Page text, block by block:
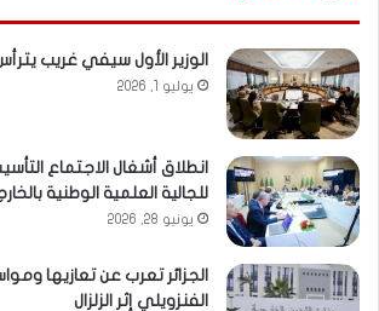
الوزير الأول سيفي غريب
يوليو 1, 2026
انطلاق أشغال الاجتماع
للجالية العلمية الوطنية
يونيو 28, 2026
الجزائر تعرب عن تعازيها
الفنزويلي إثر الزلزال